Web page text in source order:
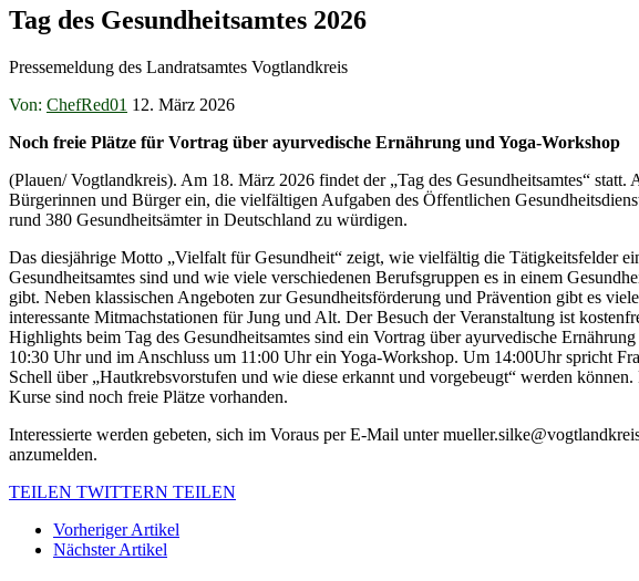
Tag des Gesundheitsamtes 2026
Pressemeldung des Landratsamtes Vogtlandkreis
Von: ChefRed01 12. März 2026
Noch freie Plätze für Vortrag über ayurvedische Ernährung und Yoga-Workshop
(Plauen/ Vogtlandkreis). Am 18. März 2026 findet der „Tag des Gesundheitsamtes“
Bürgerinnen und Bürger ein, die vielfältigen Aufgaben des Öffentlichen
rund 380 Gesundheitsämter in Deutschland zu würdigen.
Das diesjährige Motto „Vielfalt für Gesundheit“ zeigt, wie vielfältig die Tätigkeitsfelder
Gesundheitsamtes sind und wie viele verschiedenen Berufsgruppen es in einem
gibt. Neben klassischen Angeboten zur Gesundheitsförderung und Prävention gibt es viele
interessante Mitmachstationen für Jung und Alt. Der Besuch der Veranstaltung ist
Highlights beim Tag des Gesundheitsamtes sind ein Vortrag über ayurvedische
10:30 Uhr und im Anschluss um 11:00 Uhr ein Yoga-Workshop. Um 14:00Uhr spricht
Schell über „Hautkrebsvorstufen und wie diese erkannt und vorgebeugt“ werden können.
Kurse sind noch freie Plätze vorhanden.
Interessierte werden gebeten, sich im Voraus per E-Mail unter
anzumelden.
TEILEN TWITTERN TEILEN
Vorheriger Artikel
Nächster Artikel